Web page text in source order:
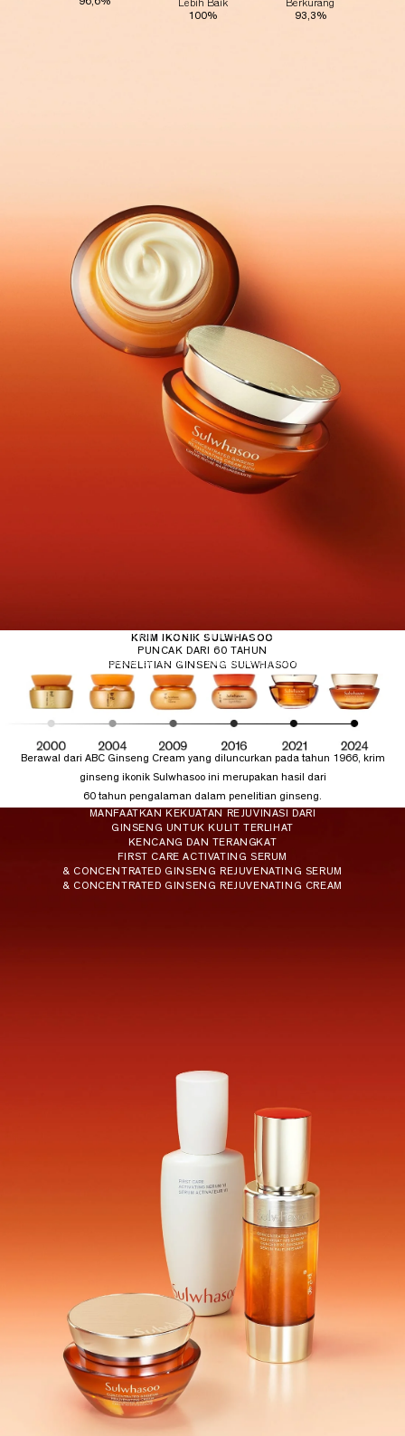
96,6%
Lebih Baik
100%
Berkurang
93,3%
Berdasarkan penjualan kumulatif di Koreadari tahun 2015 sampai Q1 2024 (Beauté
Hasil survei kepuasan konsumen setelah6 minggu penggunaan
KRIM IKONIK SULWHASOO
PUNCAK DARI 60 TAHUN
PENELITIAN GINSENG SULWHASOO
Berawal dari ABC Ginseng Cream yang diluncurkan pada tahun 1966, krim
ginseng ikonik Sulwhasoo ini merupakan hasil dari
60 tahun pengalaman dalam penelitian ginseng.
MANFAATKAN KEKUATAN REJUVINASI DARI
GINSENG UNTUK KULIT TERLIHAT
KENCANG DAN TERANGKAT
FIRST CARE ACTIVATING SERUM
& CONCENTRATED GINSENG REJUVENATING SERUM
& CONCENTRATED GINSENG REJUVENATING CREAM